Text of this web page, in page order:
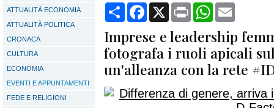
ATTUALITÀ ECONOMIA
ATTUALITÀ POLITICA
CRONACA
CULTURA
ECONOMIA
EVENTI E APPUNTAMENTI
FEDE E RELIGIONI
CondividiFacebook
X Print WhatsApp
Imprese e leadership
fotografa i ruoli apicali
un'alleanza con la rete